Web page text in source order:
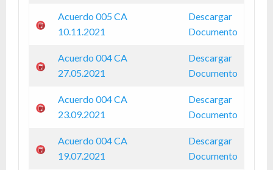
Acuerdo 005 CA
10.11.2021
Descargar
Documento
Acuerdo 004 CA
27.05.2021
Descargar
Documento
Acuerdo 004 CA
23.09.2021
Descargar
Documento
Acuerdo 004 CA
19.07.2021
Descargar
Documento